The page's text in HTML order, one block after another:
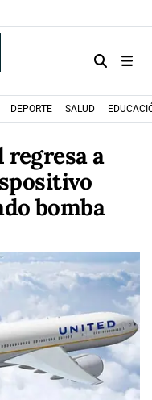
DEPORTE SALUD
regresa a
bomba